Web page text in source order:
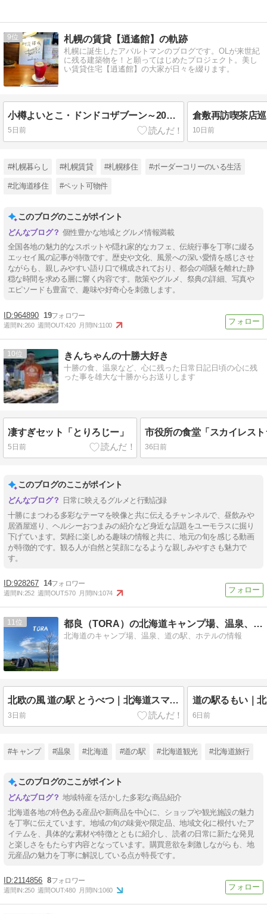
9 札幌の賃貸【逍遙館】の軌跡
札幌に誕生したアパルトマンのブログです。OLが来世紀
に残る建築物を！と願ってはじめたプロジェクト。美し
い賃貸住宅【逍遙館】の大家が日々を綴ります。
小樽よいとこ・ドンドコザブーン～2026潮まつりに行って来ました！
5日前 10日前
#札幌暮らし #札幌賃貸 #札幌移住 #ボーダーコリーのいる生活
#北海道移住 #ペット可物件
このブログのここがポイント
個性豊かな地域とグルメ情報満載
全国各地の魅力的なスポットや隠れ家的なカフェ、伝統行事を丁寧に綴る
エッセイ風の記事が特徴です。歴史や文化、風景への深い愛情を感じさせ
ながらも、親しみやすい語り口で構成されており、都会の喧騒を離れた静
穏な時間を求める層に響く内容です。散策やグルメ、祭典の詳細、写真や
エピソードも豊富で、趣味や好奇心を刺激します。
964890 19
週間IN:260 週間OUT:420 月間IN:1100
10 きんちゃんの十勝大好き
十勝の食、温泉など、心に残った日常日記日頃の心に残
った事を雄大な十勝からお送りします
凄すぎセット「とりろじー」
5日前 36日前
このブログのここがポイント
日常に映えるグルメと行動記録
十勝にまつわる多彩なテーマを映像と共に伝えるチャンネルで、昼飲みや
居酒屋巡り、ヘルシーおつまみの紹介など身近な話題をユーモラスに掘り
下げています。気軽に楽しめる趣味の情報と共に、地元の旬を感じる動画
が特徴的です。観る人が自然と笑顔になるような親しみやすさも魅力で
す。
928267 14
週間IN:252 週間OUT:570 月間IN:1074
11 都良（TORA）の北海道キャンプ場、温泉、道の駅、ホテル情報
北海道のキャンプ場、温泉、道の駅、ホテルの情報
北欧の風 道の駅 とうべつ｜北海道スマホスタンプラリー2026・みち・レ・ポ/北海道「道の駅」デジタルスタンプラリー
3日前 6日前
#キャンプ #温泉 #北海道 #道の駅 #北海道観光 #北海道旅行
このブログのここがポイント
地域特産を活かした多彩な商品紹介
北海道各地の特色ある産品や新商品を中心に、ショップや観光施設の魅力
を丁寧に伝えています。地域の旬の味覚や限定品、地域文化に根付いたア
イテムを、具体的な素材や特徴とともに紹介し、読者の日常に新たな発見
と楽しさをもたらす内容となっています。購買意欲を刺激しながらも、地
元産品の魅力を丁寧に解説している点が特長です。
2114856 8
週間IN:250 週間OUT:480 月間IN:1060